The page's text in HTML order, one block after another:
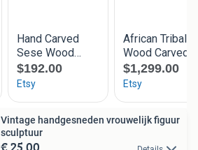
Vintage handgesneden vrouwelijk figuur
sculptuur